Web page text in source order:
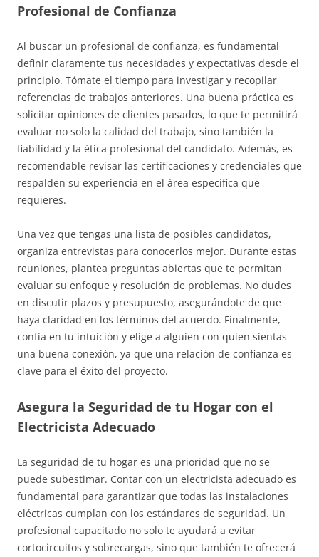
Profesional de Confianza
Al buscar un profesional de confianza, es fundamental
definir claramente tus necesidades y expectativas desde el
principio. Tómate el tiempo para investigar y recopilar
referencias de trabajos anteriores. Una buena práctica es
solicitar opiniones de clientes pasados, lo que te permitirá
evaluar no solo la calidad del trabajo, sino también la
fiabilidad y la ética profesional del candidato. Además, es
recomendable revisar las certificaciones y credenciales que
respalden su experiencia en el área específica que
requieres.
Una vez que tengas una lista de posibles candidatos,
organiza entrevistas para conocerlos mejor. Durante estas
reuniones, plantea preguntas abiertas que te permitan
evaluar su enfoque y resolución de problemas. No dudes
en discutir plazos y presupuesto, asegurándote de que
haya claridad en los términos del acuerdo. Finalmente,
confía en tu intuición y elige a alguien con quien sientas
una buena conexión, ya que una relación de confianza es
clave para el éxito del proyecto.
Asegura la Seguridad de tu Hogar con el
Electricista Adecuado
La seguridad de tu hogar es una prioridad que no se
puede subestimar. Contar con un electricista adecuado es
fundamental para garantizar que todas las instalaciones
eléctricas cumplan con los estándares de seguridad. Un
profesional capacitado no solo te ayudará a evitar
cortocircuitos y sobrecargas, sino que también te ofrecerá